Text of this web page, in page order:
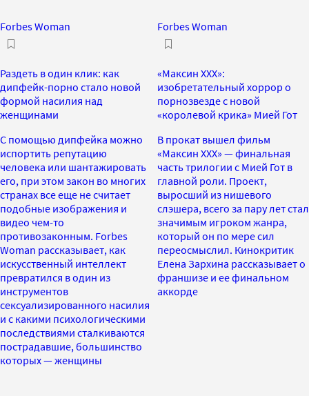
Forbes Woman
Раздеть в один клик: как
дипфейк-порно стало новой
формой насилия над
женщинами
С помощью дипфейка можно
испортить репутацию
человека или шантажировать
его, при этом закон во многих
странах все еще не считает
подобные изображения и
видео чем-то
противозаконным. Forbes
Woman рассказывает, как
искусственный интеллект
превратился в один из
инструментов
сексуализированного насилия
и с какими психологическими
последствиями сталкиваются
пострадавшие, большинство
которых — женщины
Forbes Woman
«Максин ХХХ»:
изобретательный хоррор о
порнозвезде с новой
«королевой крика» Мией Гот
В прокат вышел фильм
«Максин ХХХ» — финальная
часть трилогии с Мией Гот в
главной роли. Проект,
выросший из нишевого
слэшера, всего за пару лет стал
значимым игроком жанра,
который он по мере сил
переосмыслил. Кинокритик
Елена Зархина рассказывает о
франшизе и ее финальном
аккорде